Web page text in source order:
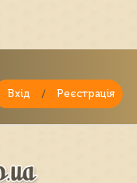
Вхід / Реєстрація